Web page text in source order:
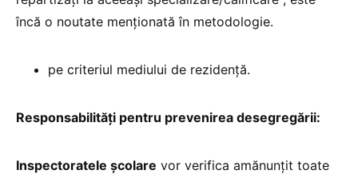
încă o noutate menționată în metodologie.
pe criteriul mediului de rezidență.
Responsabilități pentru prevenirea desegregării:
Inspectoratele școlare vor verifica amănunțit toate